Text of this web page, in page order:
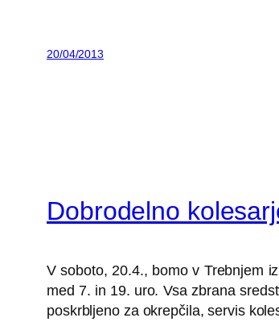
20/04/2013
Dobrodelno
V soboto, 20.4., bomo v Trebnjem
med 7. in 19. uro. Vsa zbrana
poskrbljeno za okrepčila, servis